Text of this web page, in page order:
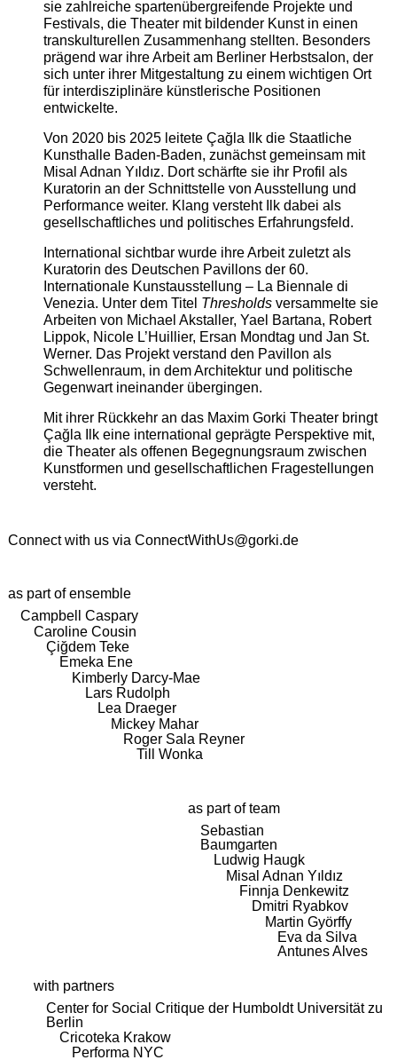
sie zahlreiche spartenübergreifende Projekte und
Festivals, die Theater mit bildender Kunst in einen
transkulturellen Zusammenhang stellten. Besonders
prägend war ihre Arbeit am Berliner Herbstsalon, der
sich unter ihrer Mitgestaltung zu einem wichtigen Ort
für interdisziplinäre künstlerische Positionen
entwickelte.
Von 2020 bis 2025 leitete Çağla Ilk die Staatliche
Kunsthalle Baden-Baden, zunächst gemeinsam mit
Misal Adnan Yıldız. Dort schärfte sie ihr Profil als
Kuratorin an der Schnittstelle von Ausstellung und
Performance weiter. Klang versteht Ilk dabei als
gesellschaftliches und politisches Erfahrungsfeld.
International sichtbar wurde ihre Arbeit zuletzt als
Kuratorin des Deutschen Pavillons der 60.
Internationale Kunstausstellung – La Biennale di
Venezia. Unter dem Titel Thresholdsversammelte sie
Arbeiten von Michael Akstaller, Yael Bartana, Robert
Lippok, Nicole L’Huillier, Ersan Mondtag und Jan St.
Werner. Das Projekt verstand den Pavillon als
Schwellenraum, in dem Architektur und politische
Gegenwart ineinander übergingen.
Mit ihrer Rückkehr an das Maxim Gorki Theater bringt
Çağla Ilk eine international geprägte Perspektive mit,
die Theater als offenen Begegnungsraum zwischen
Kunstformen und gesellschaftlichen Fragestellungen
versteht.
Connect with us via ConnectWithUs@gorki.de
as part of ensemble
Campbell Caspary
Caroline Cousin
Çiğdem Teke
Emeka Ene
Kimberly Darcy-Mae
Lars Rudolph
Lea Draeger
Mickey Mahar
Roger Sala Reyner
Till Wonka
as part of team
Sebastian
Baumgarten
Ludwig Haugk
Misal Adnan Yıldız
Finnja Denkewitz
Dmitri Ryabkov
Martin Györffy
Eva da Silva
Antunes Alves
with partners
Center for Social Critique der Humboldt Universität zu
Berlin
Cricoteka Krakow
Performa NYC